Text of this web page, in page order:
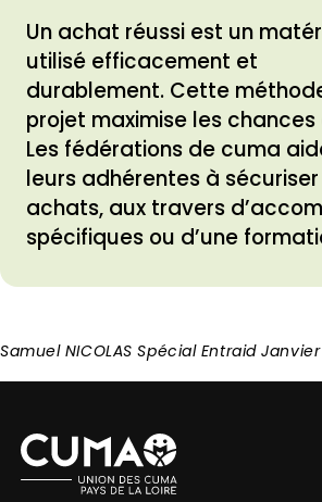
Un achat réussi est un
utilisé efficacement et
durablement. Cette
projet maximise les chances
Les fédérations de cuma
leurs adhérentes à
achats, aux travers
spécifiques ou d’une
Samuel NICOLAS Spécial Entraid